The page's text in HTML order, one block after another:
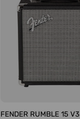
FENDER RUMBLE 15 V3